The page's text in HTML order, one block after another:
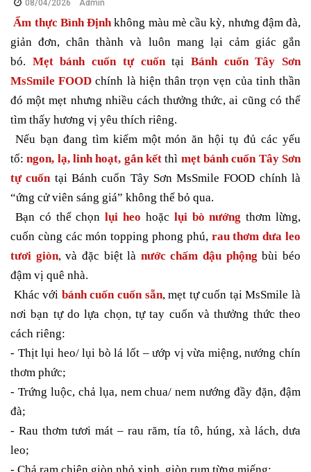
08/04/2026 Admin
Ẩm thực Bình Định không màu mè cầu kỳ, nhưng đậm đà,
giản đơn, chân thành và luôn mang lại cảm giác gắn
bó. Mẹt bánh cuốn tự cuốntại Bánh cuốn Tây Sơn
MsSmile FOOD chính là hiện thân trọn vẹn của tinh thần
đó một mẹt nhưng nhiều cách thưởng thức, ai cũng có thể
tìm thấy hương vị yêu thích riêng.
Nếu bạn đang tìm kiếm một món ăn hội tụ đủ các yếu
tố:ngon, lạ, linh hoạt, gắn kếtthì mẹt bánh cuốn Tây Sơn
tự cuốn tại Bánh cuốn Tây Sơn MsSmile FOOD chính là
“ứng cử viên sáng giá” không thể bỏ qua.
Bạn có thể chọnlụi heo hoặc lụi bò nướng thơm lừng,
cuốn cùng các món topping phong phú, rau thơm dưa leo
tươi giòn, và đặc biệt là nước chấm đậu phộngbùi béo
đậm vị quê nhà.
Khác với bánh cuốn cuốn sẵn, mẹt tự cuốn tại MsSmile là
nơi bạn tự do lựa chọn, tự tay cuốn và thưởng thức theo
cách riêng:
- Thịtlụi heo/ lụi bò lá lốt – ướp vị vừa miệng, nướng chín
thơm phức;
- Trứng luộc, chả lụa, nem chua/ nem nướng đầy đặn, đậm
đà;
- Rau thơm tươi mát – rau răm, tía tô, húng, xà lách, dưa
leo;
- Chả ram chiên giòn nhỏ xinh, giòn rụm từng miếng;